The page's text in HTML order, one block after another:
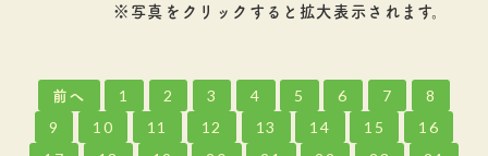
※写真をクリックすると拡大表示されます。
前へ 1 2 3 4 5 6 7
8
9
10 11 12 13 14 15
16